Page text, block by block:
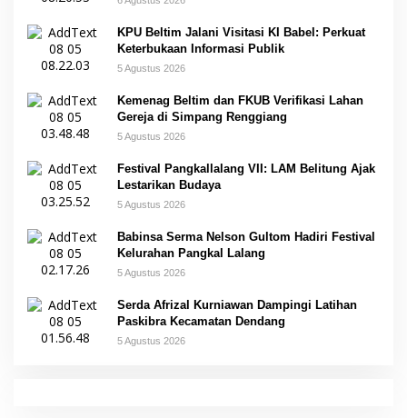
KPU Beltim Jalani Visitasi KI Babel: Perkuat
Keterbukaan Informasi Publik
5 Agustus 2026
Kemenag Beltim dan FKUB Verifikasi Lahan
Gereja di Simpang Renggiang
5 Agustus 2026
Festival Pangkallalang VII: LAM Belitung Ajak
Lestarikan Budaya
5 Agustus 2026
Babinsa Serma Nelson Gultom Hadiri Festival
Kelurahan Pangkal Lalang
5 Agustus 2026
Serda Afrizal Kurniawan Dampingi Latihan
Paskibra Kecamatan Dendang
5 Agustus 2026